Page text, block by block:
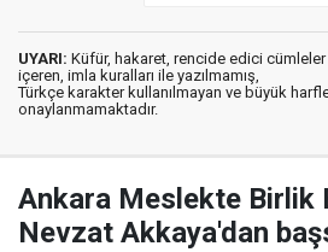
UYARI: Küfür, hakaret, rencide edici cümleler
içeren, imla kuralları ile yazılmamış,
Türkçe karakter kullanılmayan ve büyük
onaylanmamaktadır.
Ankara Meslekte Birlik
Nevzat Akkaya'dan